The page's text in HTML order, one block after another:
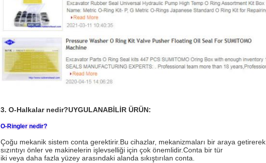
3. O-Halkalar nedir?UYGULANABİLİR ÜRÜN:
O-Ringler nedir?
Çoğu mekanik sistem conta gerektirir.Bu cihazlar, mekanizmaları bir araya getirerek
sızıntıyı önler ve makinelerin işlevselliği için çok önemlidir.Conta bir tür
iki veya daha fazla yüzey arasındaki alanda sıkıştırılan conta.